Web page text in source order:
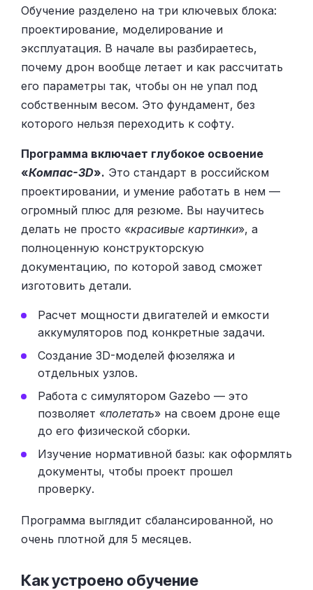
Обучение разделено на три ключевых блока:
проектирование, моделирование и
эксплуатация. В начале вы разбираетесь,
почему дрон вообще летает и как рассчитать
его параметры так, чтобы он не упал под
собственным весом. Это фундамент, без
которого нельзя переходить к софту.
Программа включает глубокое освоение
«Компас-3D». Это стандарт в российском
проектировании, и умение работать в нем —
огромный плюс для резюме. Вы научитесь
делать не просто «красивые картинки», а
полноценную конструкторскую
документацию, по которой завод сможет
изготовить детали.
Расчет мощности двигателей и емкости
аккумуляторов под конкретные задачи.
Создание 3D-моделей фюзеляжа и
отдельных узлов.
Работа с симулятором Gazebo — это
позволяет «полетать» на своем дроне еще
до его физической сборки.
Изучение нормативной базы: как оформлять
документы, чтобы проект прошел
проверку.
Программа выглядит сбалансированной, но
очень плотной для 5 месяцев.
Как устроено обучение